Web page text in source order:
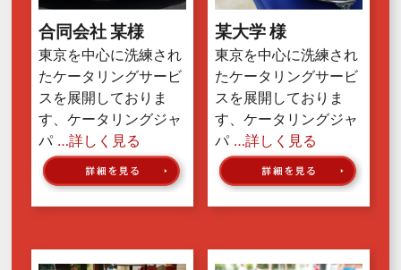
合同会社 某様
東京を中心に洗練され
たケータリングサービ
スを展開しておりま
す、ケータリングジャ
パ …詳しく見る
某大学 様
東京を中心に洗練され
たケータリングサービ
スを展開しておりま
す、ケータリングジャ
パ …詳しく見る